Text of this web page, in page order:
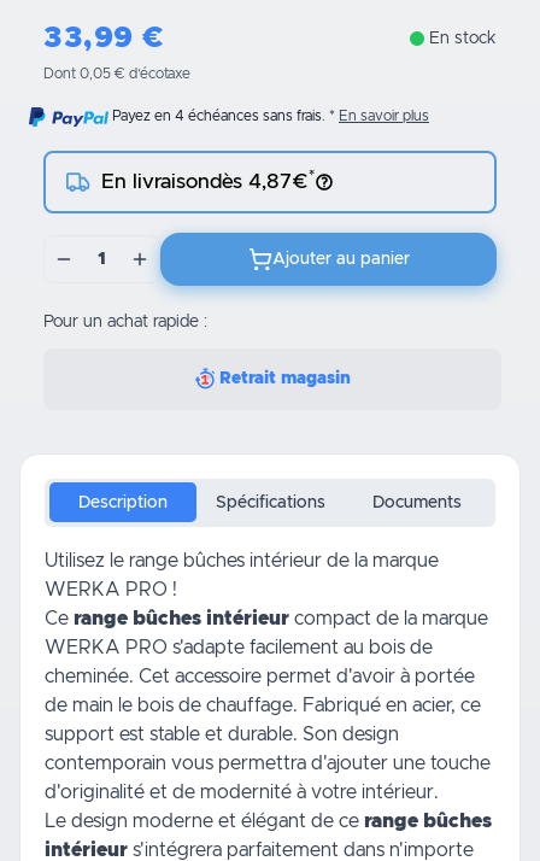
33,99 € En stock
Dont 0,05 € d’écotaxe
Payez en 4 échéances sans frais. En savoir plus
En livraisondès 4,87€*
1 Ajouter au panier
Pour un achat rapide :
Retrait magasin
Description Spécifications Documents
Utilisez le range bûches intérieur de la marque
WERKA PRO !
Ce range bûches intérieur compact de la marque
WERKA PRO s'adapte facilement au bois de
cheminée. Cet accessoire permet d'avoir à portée
de main le bois de chauffage. Fabriqué en acier, ce
support est stable et durable. Son design
contemporain vous permettra d'ajouter une touche
d'originalité et de modernité à votre intérieur.
Le design moderne et élégant de ce range bûches
intérieur s'intégrera parfaitement dans n'importe